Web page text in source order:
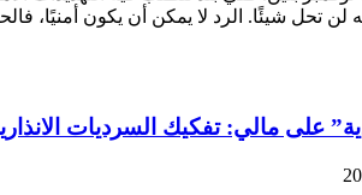
لن تحل شيئًا. الرد لا يمكن أن يكون أمنيًا،
على مالي: تفكيك السرديات